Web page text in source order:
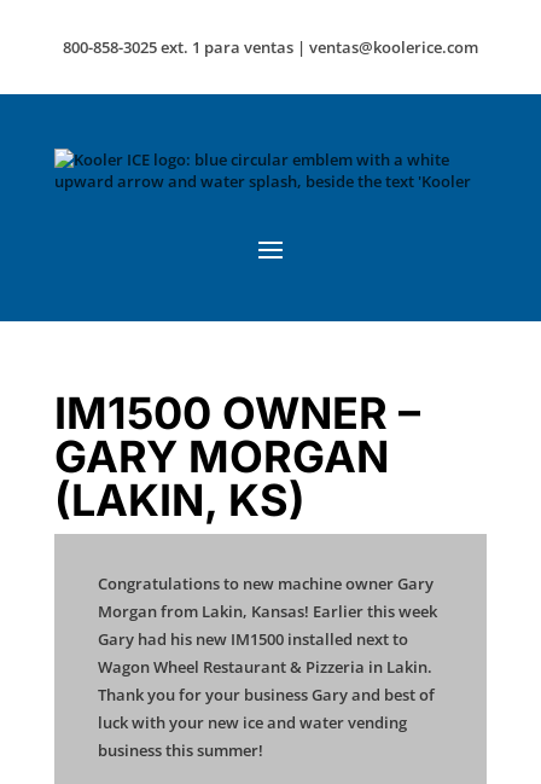
800-858-3025 ext. 1 para ventas | ventas@koolerice.com
IM1500 OWNER –
GARY MORGAN
(LAKIN, KS)
Congratulations to new machine owner Gary
Morgan from Lakin, Kansas! Earlier this week
Gary had his new IM1500 installed next to
Wagon Wheel Restaurant & Pizzeria in Lakin.
Thank you for your business Gary and best of
luck with your new ice and water vending
business this summer!